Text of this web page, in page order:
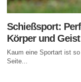
Schießsport:
Körper und Geist
Kaum eine Sportart ist
Seite...